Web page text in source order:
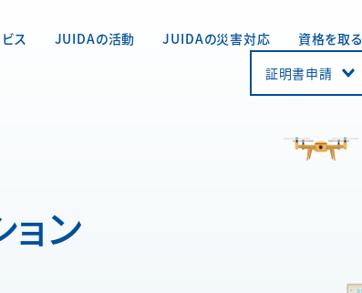
ス JUIDAの活動 JUIDAの災害対応 資格を取る
証明書申請
ョン